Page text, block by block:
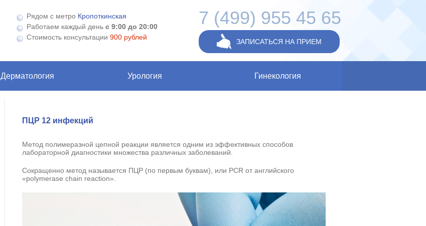
Рядом с метро Кропоткинская
Работаем каждый деньс 9:00 до 20:00
Стоимость консультации900 рублей
7 (499) 955 45 65
ЗАПИСАТЬСЯ НА ПРИЕМ
Дерматология Урология Гинекология
ПЦР 12 инфекций
Метод полимеразной цепной реакции является одним из эффективных способов
лабораторной диагностики множества различных заболеваний.
Сокращенно метод называется ПЦР (по первым буквам), или PCR от английского
«polymerase chain reaction».